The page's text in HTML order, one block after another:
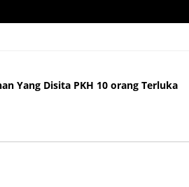
Yang Disita PKH 10 orang Terluka